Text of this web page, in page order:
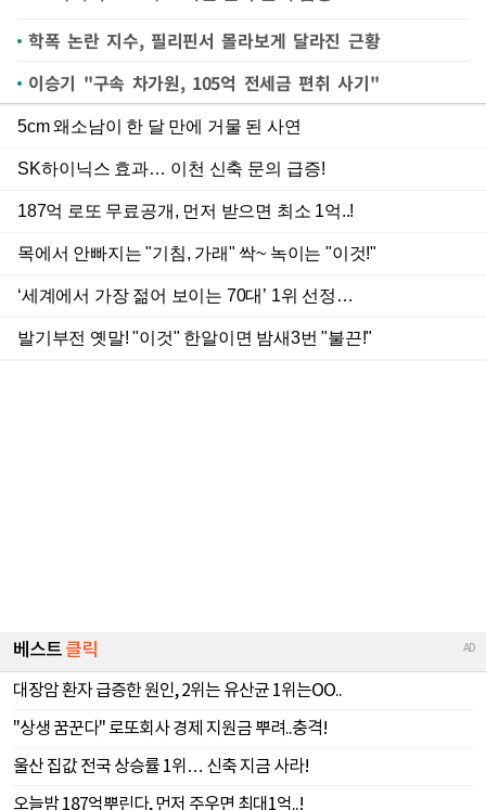
학폭 논란 지수, 필리핀서 몰라보게 달라진 근황
이승기 "구속 차가원, 105억 전세금 편취 사기"